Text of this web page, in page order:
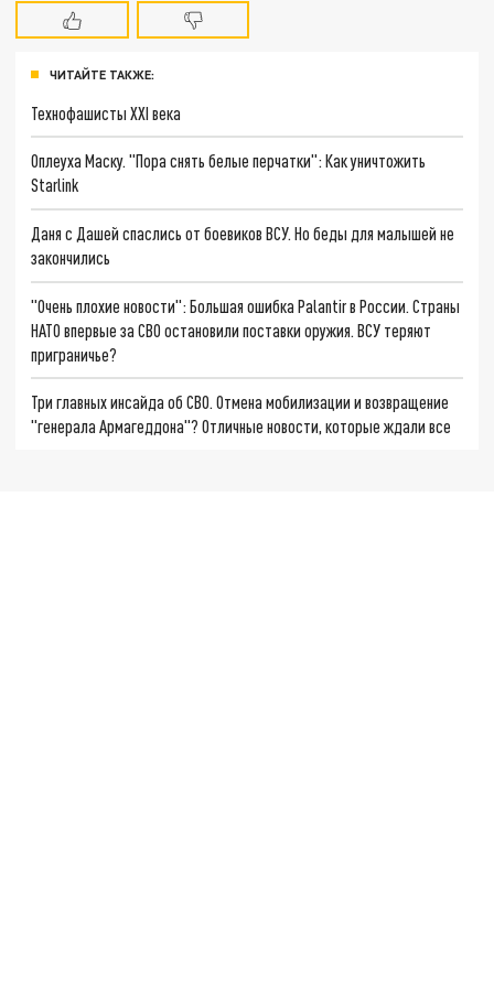
ЧИТАЙТЕ ТАКЖЕ:
Технофашисты XXI века
Оплеуха Маску. "Пора снять белые перчатки": Как уничтожить
Starlink
Даня с Дашей спаслись от боевиков ВСУ. Но беды для малышей не
закончились
"Очень плохие новости": Большая ошибка Palantir в России. Страны
НАТО впервые за СВО остановили поставки оружия. ВСУ теряют
приграничье?
Три главных инсайда об СВО. Отмена мобилизации и возвращение
"генерала Армагеддона"? Отличные новости, которые ждали все